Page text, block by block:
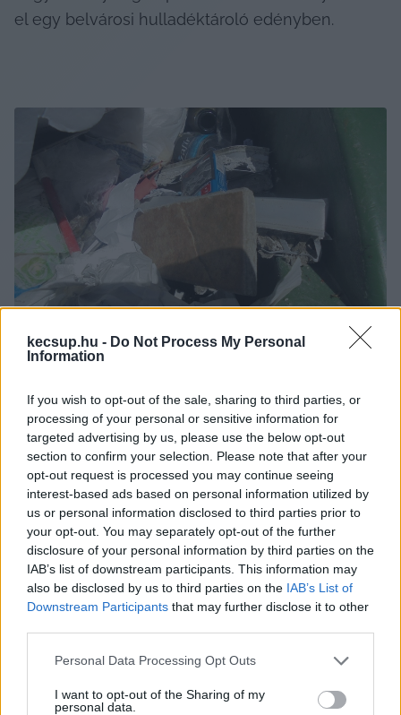
kecsup.hu - Do Not Process My Personal
Information
If you wish to opt-out of the sale, sharing to third parties, or
processing of your personal or sensitive information for
targeted advertising by us, please use the below opt-out
section to confirm your selection. Please note that after your
opt-out request is processed you may continue seeing
interest-based ads based on personal information utilized by
us or personal information disclosed to third parties prior to
your opt-out. You may separately opt-out of the further
disclosure of your personal information by third parties on the
IAB’s list of downstream participants. This information may
also be disclosed by us to third parties on the IAB’s List of
Downstream Participants that may further disclose it to other
Please note that this website/app uses one or more Google
not limited to your visit or usage behaviour. You may click to
Personal Data Processing Opt Outs
I want to opt-out of the Sharing of my
personal data.
el egy belvárosi hulladéktároló edényben.
Forrás: Kecskeméti Városrendészet
A közterület-felügyelők nyomban adatgyűjtésbe
kezdtek és a Kecskemét Közbiztonságáért
Közalapítvány tulajdonában lévő térfigyelő
kamerák felvételeit elemezték.
A felvételeken jól látható, hogy egy közelben